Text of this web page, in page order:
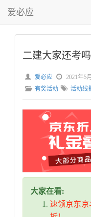
爱必应
二建大家还考吗
爱必应 2021年5
有奖活动
活动线
大家在看:
速领京东京